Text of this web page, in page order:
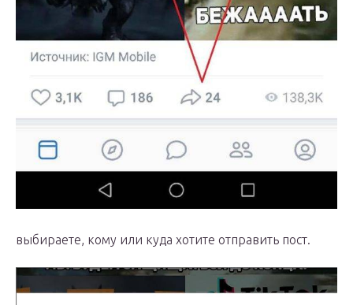
выбираете, кому или куда хотите отправить пост.